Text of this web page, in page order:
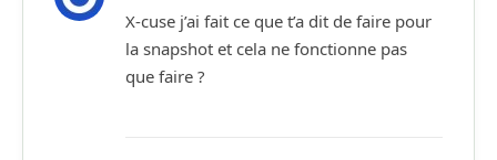
X-cuse j’ai fait ce que t’a dit de faire pour
la snapshot et cela ne fonctionne pas
que faire ?